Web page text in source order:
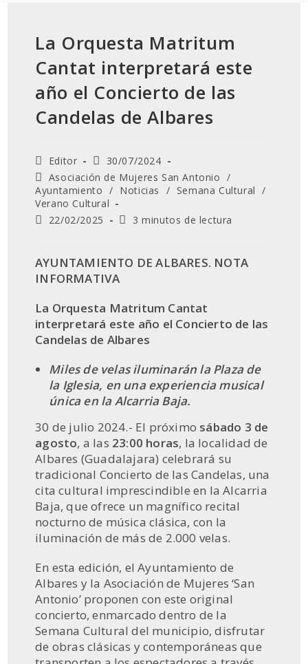
La Orquesta Matritum
Cantat interpretará este
año el Concierto de las
Candelas de Albares
Autor
de
la
entrada:
Editor
Publicación
de
la
entrada:
30/07/2024
Categoría
de
la
entrada:
Asociación de Mujeres San Antonio /
Ayuntamiento / Noticias / Semana Cultural
/
Verano Cultural
Última
la
entrada:
22/02/2025
Tiempo
3 minutos de lectura
AYUNTAMIENTO DE ALBARES. NOTA
INFORMATIVA
La Orquesta Matritum Cantat
interpretará este año el Concierto de las
Candelas de Albares
Miles de velas iluminarán la Plaza de
la Iglesia, en una experiencia musical
única en la Alcarria Baja.
30 de julio 2024.- El próximo sábado 3 de
agosto, a las 23:00 horas, la localidad de
Albares (Guadalajara) celebrará su
tradicional Concierto de las Candelas, una
cita cultural imprescindible en la Alcarria
Baja, que ofrece un magnífico recital
nocturno de música clásica, con la
iluminación de más de 2.000 velas.
En esta edición, el Ayuntamiento de
Albares y la Asociación de Mujeres ‘San
Antonio’ proponen con este original
concierto, enmarcado dentro de la
Semana Cultural del municipio, disfrutar
de obras clásicas y contemporáneas que